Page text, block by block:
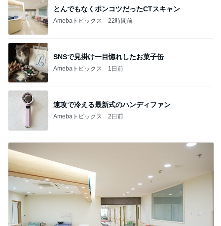
とんでもなくポンコツだったCTスキャン
Amebaトピックス 22時間前
SNSで見掛け一目惚れしたお菓子缶
Amebaトピックス 1日前
速攻で冷える最新式のハンディファン
Amebaトピックス 2日前